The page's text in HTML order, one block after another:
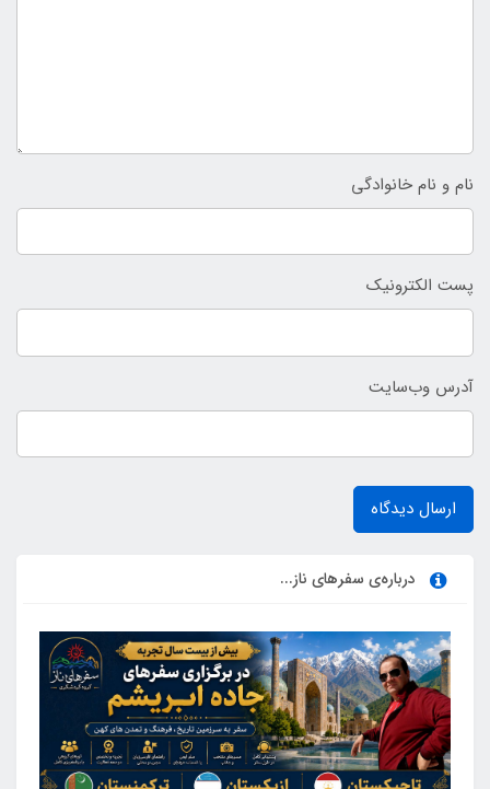
نام و نام خانوادگی
پست الکترونیک
آدرس وب‌سایت
ارسال دیدگاه
درباره‌ی سفرهای ناز...